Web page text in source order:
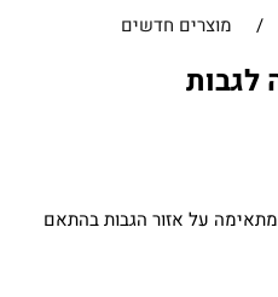
/ מוצרים חדשים
לגבות
על אזור הגבות בהתאם